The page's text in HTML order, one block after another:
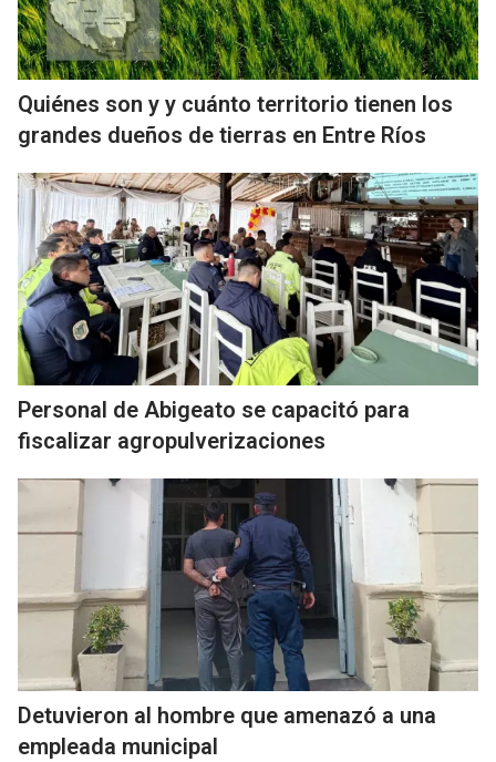
Quiénes son y y cuánto territorio tienen los
grandes dueños de tierras en Entre Ríos
Personal de Abigeato se capacitó para
fiscalizar agropulverizaciones
Detuvieron al hombre que amenazó a una
empleada municipal